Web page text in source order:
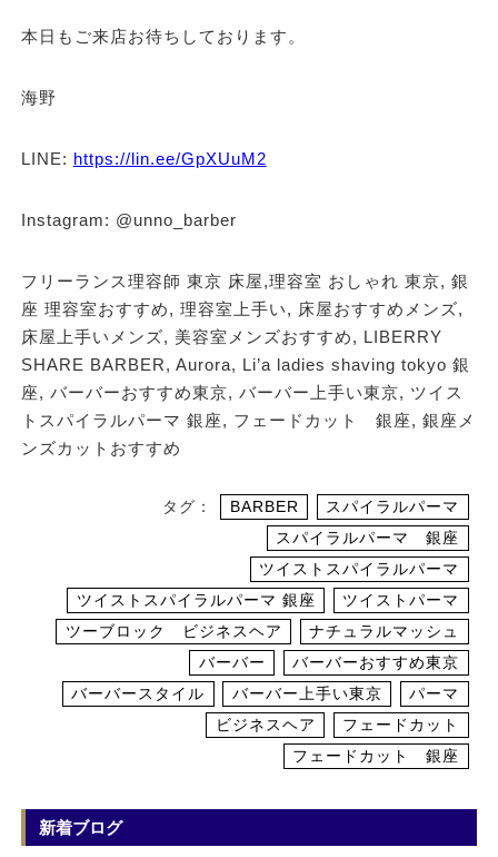
本日もご来店お待ちしております。
海野
LINE: https://lin.ee/GpXUuM2
Instagram: @unno_barber
フリーランス理容師 東京 床屋,理容室 おしゃれ 東京, 銀
座 理容室おすすめ, 理容室上手い, 床屋おすすめメンズ,
床屋上手いメンズ, 美容室メンズおすすめ, LIBERRY
SHARE BARBER, Aurora, Li’a ladies shaving tokyo 銀
座, バーバーおすすめ東京, バーバー上手い東京, ツイス
トスパイラルパーマ 銀座, フェードカット 銀座, 銀座メ
ンズカットおすすめ
タグ： BARBER
スパイラルパーマ
スパイラルパーマ 銀座
ツイストスパイラルパーマ
ツイストスパイラルパーマ 銀座
ツイストパーマ
ツーブロック ビジネスヘア
ナチュラルマッシュ
バーバー
バーバーおすすめ東京
バーバースタイル
バーバー上手い東京
パーマ
ビジネスヘア
フェードカット
フェードカット 銀座
新着ブログ